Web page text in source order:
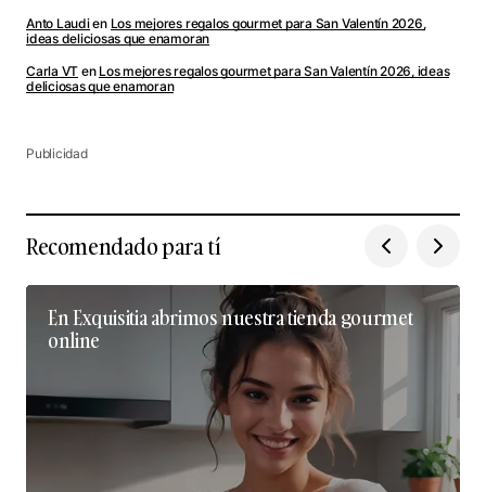
Anto Laudien Los mejores regalos gourmet para San Valentín 2026,
ideas deliciosas que enamoran
Carla VT en Los mejores regalos gourmet para San Valentín 2026, ideas
deliciosas que enamoran
Publicidad
Recomendado para tí
En Exquisitia abrimos nuestra tienda gourmet
online